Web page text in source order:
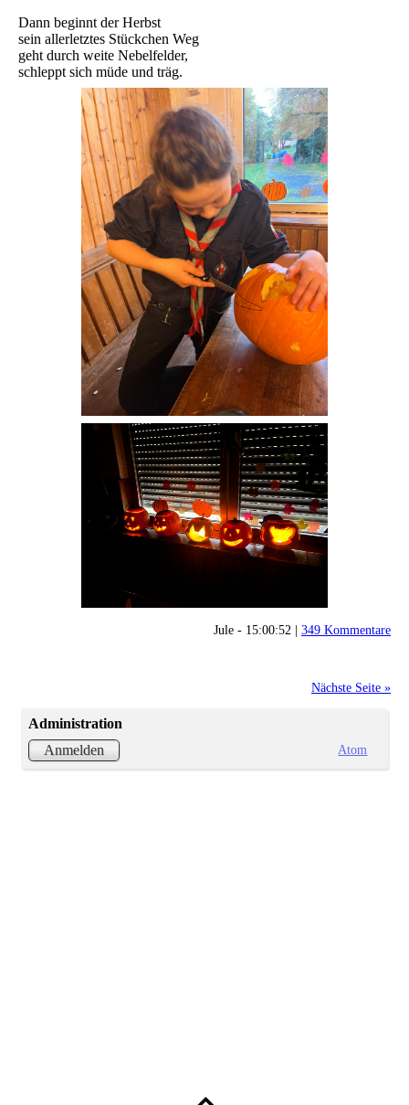
Dann beginnt der Herbst
sein allerletztes Stückchen Weg
geht durch weite Nebelfelder,
schleppt sich müde und träg.
Jule - 15:00:52 | 349 Kommentare
Nächste Seite »
Administration
Anmelden
Atom